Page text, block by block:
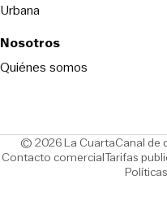
Urbana
Nosotros
Quiénes somos
© 2026 La CuartaCanal de
Contacto comercialOpens in
Tarifas